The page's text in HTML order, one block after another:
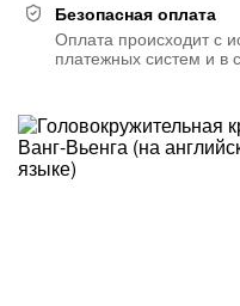
Безопасная оплата
Оплата происходит с
платежных систем и в